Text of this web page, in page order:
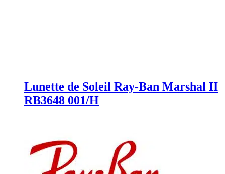
Lunette de Soleil Ray-Ban Marshal II
RB3648 001/H